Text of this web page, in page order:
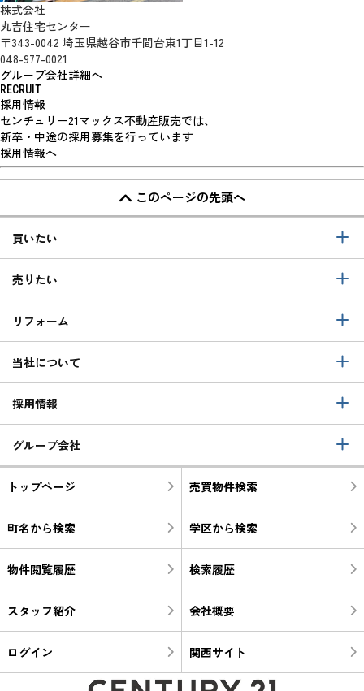
株式会社
丸吉住宅センター
〒343-0042 埼玉県越谷市千間台東1丁目1-12
048-977-0021
グループ会社詳細へ
RECRUIT
採用情報
センチュリー21マックス不動産販売では、
新卒・中途の採用募集を行っています
採用情報へ
このページの先頭へ
買いたい
売りたい
リフォーム
当社について
採用情報
グループ会社
トップページ 売買物件検索
町名から検索 学区から検索
物件閲覧履歴 検索履歴
スタッフ紹介 会社概要
ログイン 関西サイト